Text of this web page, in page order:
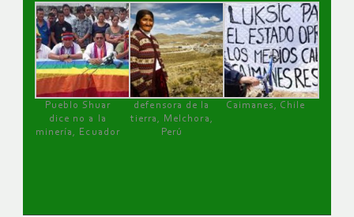
Pueblo Shuar
dice no a la
minería, Ecuador
defensora de la
tierra, Melchora,
Perú
Caimanes, Chile